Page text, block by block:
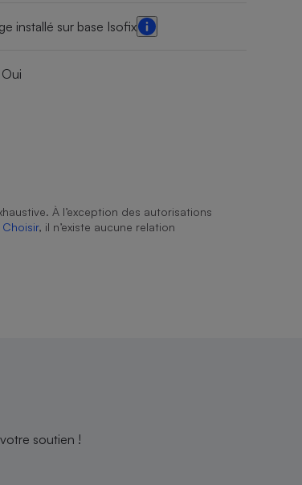
installé sur base Isofix
Oui
À l’exception des autorisations
, il n’existe aucune relation
soutien !